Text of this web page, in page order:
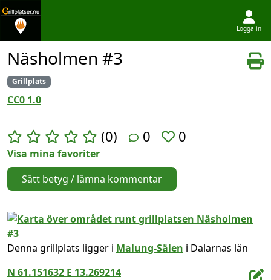
Logga in
Näsholmen #3
Grillplats
CC0 1.0
(0) 0 0
Visa mina favoriter
Sätt betyg / lämna kommentar
Denna grillplats ligger i Malung-Sälen i Dalarnas län
N 61.151632 E 13.269214